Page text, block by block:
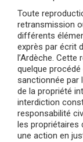
Toute
retransmission
différents
exprès par écrit
l’Ardèche.
quelque
sanctionnée par
de la propriété
interdiction
responsabilité
les
une action en